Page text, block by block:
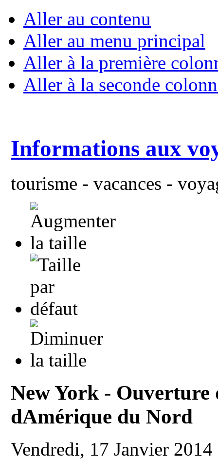
Aller au contenu
Aller au menu principal
Aller à la première
Aller à la seconde
Informations aux
tourisme - vacances -
New York - Ouverture
dAmérique du Nord
Vendredi, 17 Janvier